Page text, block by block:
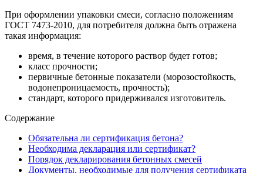
При оформлении упаковки смеси, согласно положениям
ГОСТ 7473-2010, для потребителя должна быть отражена
такая информация:
время, в течение которого раствор будет готов;
класс прочности;
первичные бетонные показатели (морозостойкость,
водонепроницаемость, прочность);
стандарт, которого придерживался изготовитель.
Содержание
Обязательна ли сертификация бетона?
Необходима декларация или сертификат?
Порядок декларирования бетонных смесей
Документы, необходимые для получения сертификата